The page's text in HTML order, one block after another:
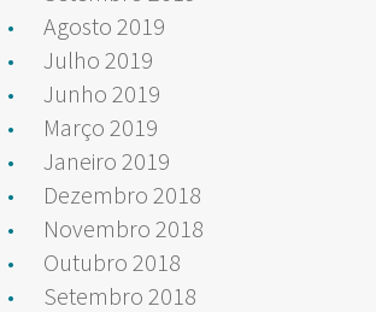
Agosto 2019
Julho 2019
Junho 2019
Março 2019
Janeiro 2019
Dezembro 2018
Novembro 2018
Outubro 2018
Setembro 2018